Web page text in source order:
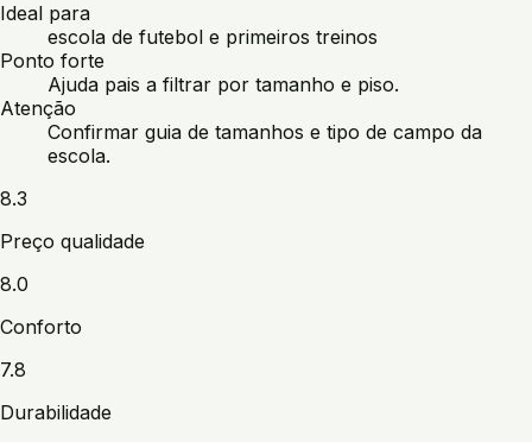
Ideal para
escola de futebol e primeiros treinos
Ponto forte
Ajuda pais a filtrar por tamanho e piso.
Atenção
Confirmar guia de tamanhos e tipo de campo da
escola.
8.3
Preço qualidade
8.0
Conforto
7.8
Durabilidade